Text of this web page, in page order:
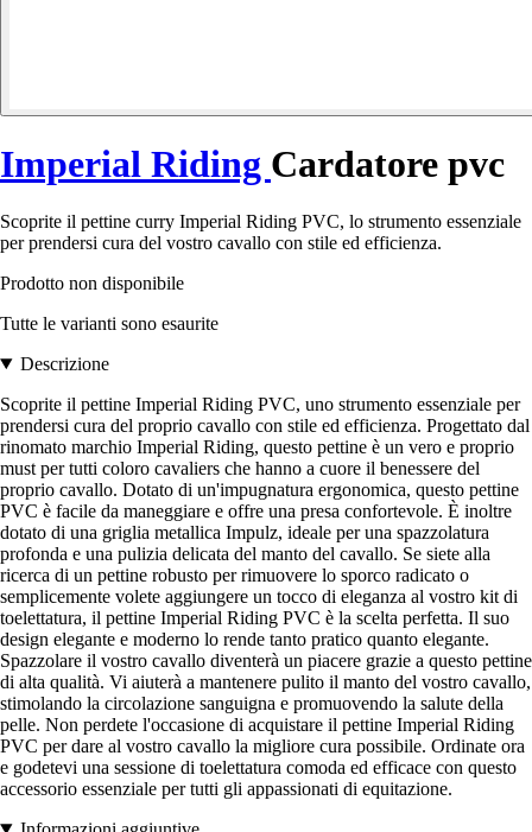
Imperial Riding Cardatore pvc
Scoprite il pettine curry Imperial Riding PVC, lo strumento essenziale
per prendersi cura del vostro cavallo con stile ed efficienza.
Prodotto non disponibile
Tutte le varianti sono esaurite
Descrizione
Scoprite il pettine Imperial Riding PVC, uno strumento essenziale per
prendersi cura del proprio cavallo con stile ed efficienza. Progettato dal
rinomato marchio Imperial Riding, questo pettine è un vero e proprio
must per tutti coloro cavaliers che hanno a cuore il benessere del
proprio cavallo. Dotato di un'impugnatura ergonomica, questo pettine
PVC è facile da maneggiare e offre una presa confortevole. È inoltre
dotato di una griglia metallica Impulz, ideale per una spazzolatura
profonda e una pulizia delicata del manto del cavallo. Se siete alla
ricerca di un pettine robusto per rimuovere lo sporco radicato o
semplicemente volete aggiungere un tocco di eleganza al vostro kit di
toelettatura, il pettine Imperial Riding PVC è la scelta perfetta. Il suo
design elegante e moderno lo rende tanto pratico quanto elegante.
Spazzolare il vostro cavallo diventerà un piacere grazie a questo pettine
di alta qualità. Vi aiuterà a mantenere pulito il manto del vostro cavallo,
stimolando la circolazione sanguigna e promuovendo la salute della
pelle. Non perdete l'occasione di acquistare il pettine Imperial Riding
PVC per dare al vostro cavallo la migliore cura possibile. Ordinate ora
e godetevi una sessione di toelettatura comoda ed efficace con questo
accessorio essenziale per tutti gli appassionati di equitazione.